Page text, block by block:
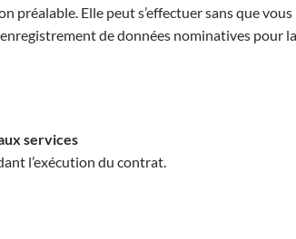
préalable. Elle peut s’effectuer sans que
de données nominatives pour
services
l’exécution du contrat.